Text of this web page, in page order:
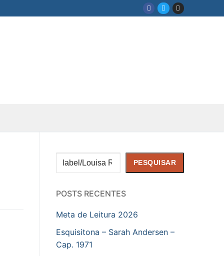
Pesquisar PESQUISAR
POSTS RECENTES
Meta de Leitura 2026
Esquisitona – Sarah Andersen –
Cap. 1971